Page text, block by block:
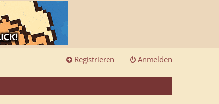
Anmelden
Registrieren